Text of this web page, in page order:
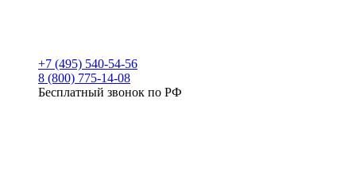
+7 (495) 540-54-56
8 (800) 775-14-08
Бесплатный звонок по РФ